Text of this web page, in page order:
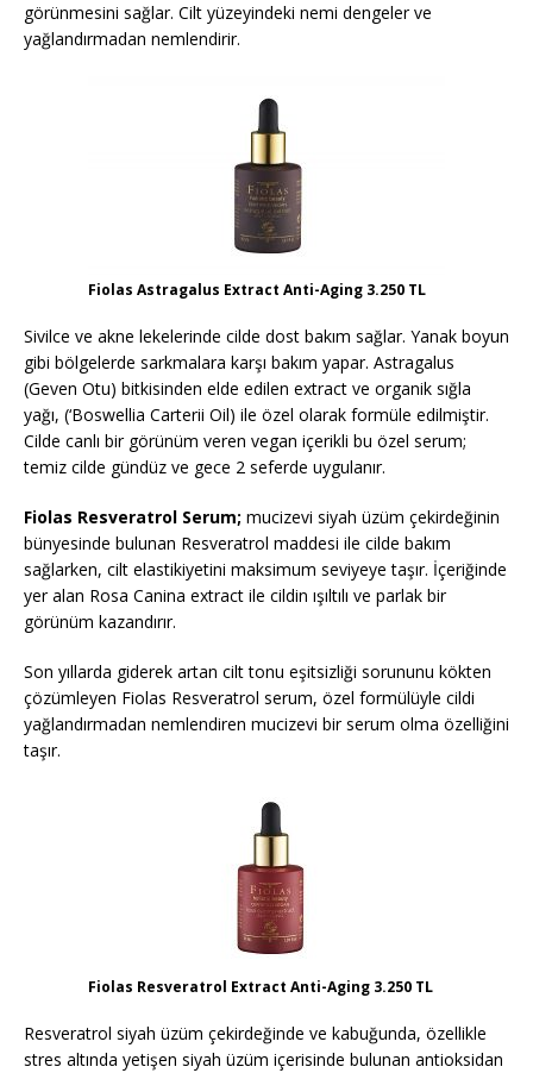
görünmesini sağlar. Cilt yüzeyindeki nemi dengeler ve
yağlandırmadan nemlendirir.
Fiolas Astragalus Extract Anti-Aging 3.250 TL
Sivilce ve akne lekelerinde cilde dost bakım sağlar. Yanak boyun
gibi bölgelerde sarkmalara karşı bakım yapar. Astragalus
(Geven Otu) bitkisinden elde edilen extract ve organik sığla
yağı, (‘Boswellia Carterii Oil) ile özel olarak formüle edilmiştir.
Cilde canlı bir görünüm veren vegan içerikli bu özel serum;
temiz cilde gündüz ve gece 2 seferde uygulanır.
Fiolas Resveratrol Serum; mucizevi siyah üzüm çekirdeğinin
bünyesinde bulunan Resveratrol maddesi ile cilde bakım
sağlarken, cilt elastikiyetini maksimum seviyeye taşır. İçeriğinde
yer alan Rosa Canina extract ile cildin ışıltılı ve parlak bir
görünüm kazandırır.
Son yıllarda giderek artan cilt tonu eşitsizliği sorununu kökten
çözümleyen Fiolas Resveratrol serum, özel formülüyle cildi
yağlandırmadan nemlendiren mucizevi bir serum olma özelliğini
taşır.
Fiolas Resveratrol Extract Anti-Aging 3.250 TL
Resveratrol siyah üzüm çekirdeğinde ve kabuğunda, özellikle
stres altında yetişen siyah üzüm içerisinde bulunan antioksidan